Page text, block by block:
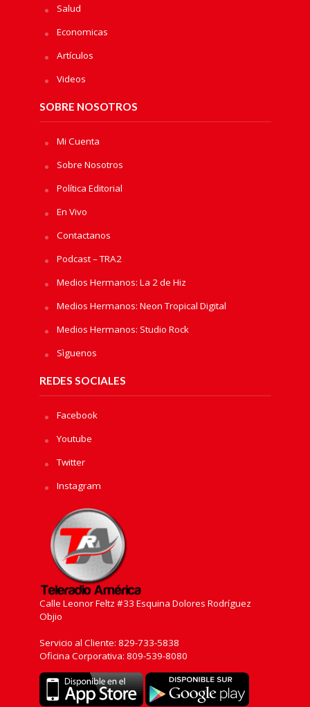
Salud
Economicas
Artículos
Videos
SOBRE NOSOTROS
Mi Cuenta
Sobre Nosotros
Política Editorial
En Vivo
Contactanos
Podcast – TRA2
Medios Hermanos: La 2 de Hiz
Medios Hermanos: Neon Tropical Digital
Medios Hermanos: Studio Rock
Sìguenos
REDES SOCIALES
Facebook
Youtube
Twitter
Instagram
Calle Leonor Feltz #33 Esquina Dolores Rodríguez
Objio
Servicio al Cliente: 829-733-5838
Oficina Corporativa: 809-539-8080